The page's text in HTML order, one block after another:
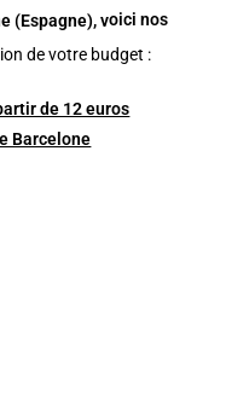
(Espagne), voici nos
de votre budget :
de 12 euros
Barcelone